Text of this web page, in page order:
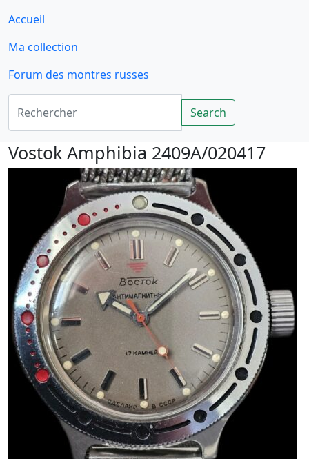
Accueil
Ma collection
Forum des montres russes
Rechercher
Search
Vostok Amphibia 2409A/020417